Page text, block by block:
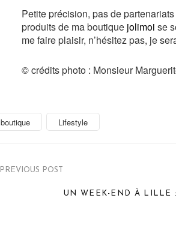
Petite précision, pas de
produits de ma boutique jolimoi se
me faire plaisir, n’hésitez pas, je
© crédits photo : Monsieur
boutique Lifestyle
PREVIOUS POST
UN WEEK-END À LILLE